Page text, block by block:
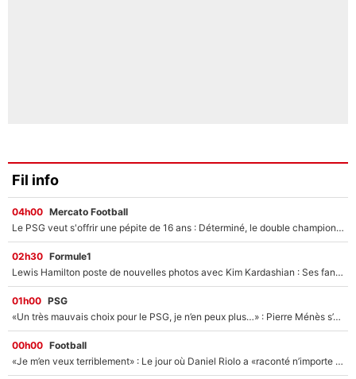
Fil info
04h00 Mercato Football
Le PSG veut s'offrir une pépite de 16 ans : Déterminé, le double champion d'Europe en titre est prêt à lâcher 40M€ pour celui que l'on compare déjà à Vinicius Jr !
02h30 Formule1
Lewis Hamilton poste de nouvelles photos avec Kim Kardashian : Ses fans le voient déjà redevenir champion du monde de F1 grâce à elle !
01h00 PSG
«Un très mauvais choix pour le PSG, je n’en peux plus…» : Pierre Ménès s’est complètement trompé avec Luis Enrique et ces déclarations le prouvent !
00h00 Football
«Je m’en veux terriblement» : Le jour où Daniel Riolo a «raconté n’importe quoi» dans l'After Foot !